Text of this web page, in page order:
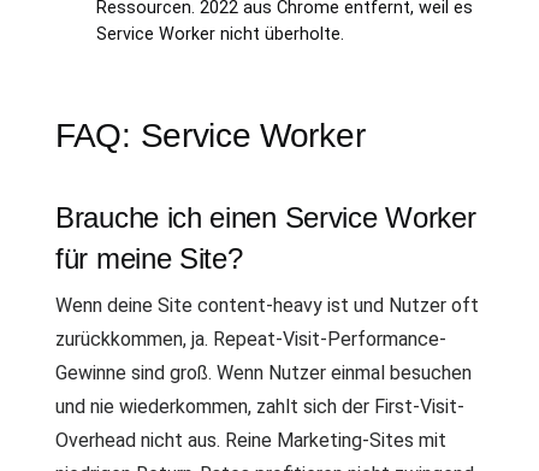
Ressourcen. 2022 aus Chrome entfernt, weil es
Service Worker nicht überholte.
FAQ: Service Worker
Brauche ich einen Service Worker
für meine Site?
Wenn deine Site content-heavy ist und Nutzer oft
zurückkommen, ja. Repeat-Visit-Performance-
Gewinne sind groß. Wenn Nutzer einmal besuchen
und nie wiederkommen, zahlt sich der First-Visit-
Overhead nicht aus. Reine Marketing-Sites mit